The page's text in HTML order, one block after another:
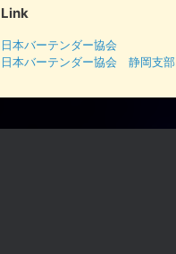
イ
Link
日本バーテンダー協会
日本バーテンダー協会 静岡支部